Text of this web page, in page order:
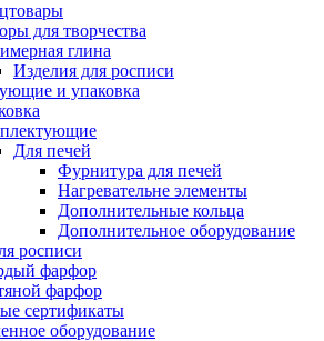
для творчества
глина
Изделия для росписи
и упаковка
Для печей
Фурнитура для печей
Нагревательне элементы
Дополнительные кольца
Дополнительное оборудование
росписи
фарфор
фарфор
сертификаты
оборудование